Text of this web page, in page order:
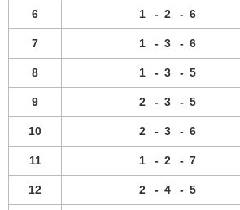
6 1 - 2 - 6
7 1 - 3 - 6
8 1 - 3 - 5
9 2 - 3 - 5
10 2 - 3 - 6
11 1 - 2 - 7
12 2 - 4 - 5